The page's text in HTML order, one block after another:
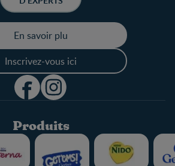
En savoir plu
Inscrivez-vous ici
Produits